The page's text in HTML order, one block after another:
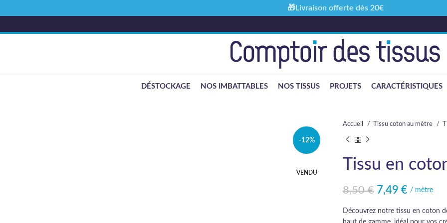
DÉSTOCKAGE NOS IMBATTABLES NOS TISSUS PROJETS CARACTÉRISTIQUES
-12%
VENDU
Accueil Tissu coton au mètre
Tissu en
8,50€
Le prix initial était : 8,50 €.
7,49 €
Le prix actuel est : 7,49 €./ mètre
Découvrez notre tissu en coton
🎁Livraison offerte dès 20€